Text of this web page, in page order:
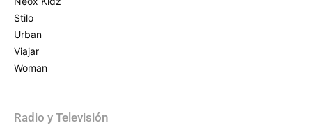
Stilo
Urban
Viajar
Woman
Radio y Televisión